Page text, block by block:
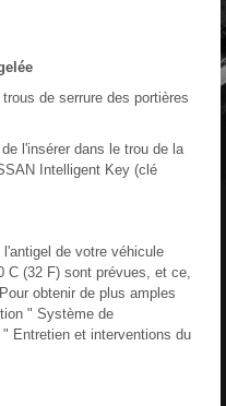
de serrure des portières
l'insérer dans le trou de la
Intelligent Key (clé
de votre véhicule
C (32 F) sont prévues, et ce,
obtenir de plus amples
" Système de
Entretien et interventions du